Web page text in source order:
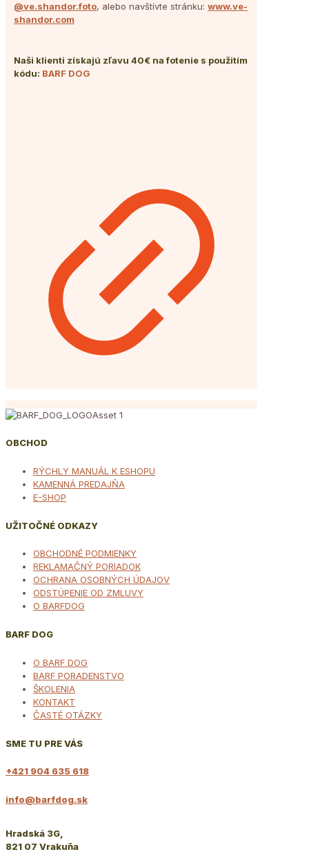
@ve.shandor.foto, alebo navštívte stránku: www.ve-
shandor.com
Naši klienti získajú zľavu 40€ na fotenie s použitím
kódu: BARF DOG
OBCHOD
RÝCHLY MANUÁL K ESHOPU
KAMENNÁ PREDAJŇA
E-SHOP
UŽITOČNÉ ODKAZY
OBCHODNÉ PODMIENKY
REKLAMAČNÝ PORIADOK
OCHRANA OSOBNÝCH ÚDAJOV
ODSTÚPENIE OD ZMLUVY
O BARFDOG
BARF DOG
O BARF DOG
BARF PORADENSTVO
ŠKOLENIA
KONTAKT
ČASTÉ OTÁZKY
SME TU PRE VÁS
+421 904 635 618
info@barfdog.sk
Hradská 3G,
821 07 Vrakuňa